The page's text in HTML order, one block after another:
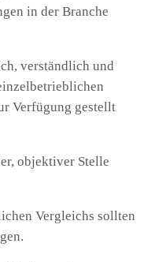
in der Branche
verständlich und
Verfügung gestellt
objektiver Stelle
Vergleichs sollten